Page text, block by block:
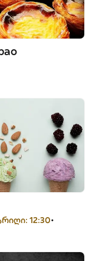
12:30